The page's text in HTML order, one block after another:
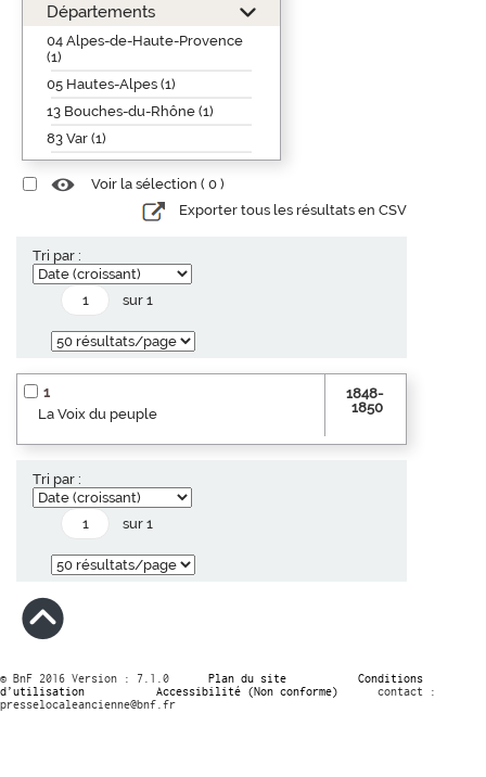
Départements
04 Alpes-de-Haute-Provence
(1)
05 Hautes-Alpes (1)
13 Bouches-du-Rhône (1)
83 Var (1)
Voir la sélection ( 0 )
Exporter tous les résultats en CSV
Tri par :
sur 1
1
La Voix du peuple
1848-
1850
Tri par :
sur 1
© BnF 2016 Version : 7.1.0 Plan du site
Conditions
d’utilisation
Accessibilité (Non conforme)
contact :
presselocaleancienne@bnf.fr